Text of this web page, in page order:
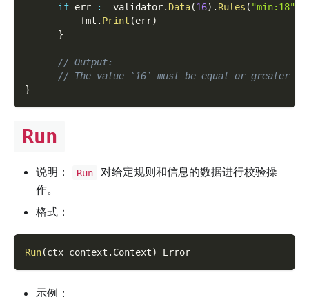
if err := validator. Data(16) . Rules ( "min:18"
          fmt
. Print (err)
}
// Output:
// The value `16` must be equal or greater
}
Run
说明： Run
对给定规则和信息的数据进行校验操
作。
格式：
Run(ctx context . Context) Error
示例：